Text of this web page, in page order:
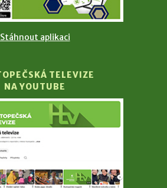
Stáhnout aplikaci
TELEVIZE
NA YOUTUBE